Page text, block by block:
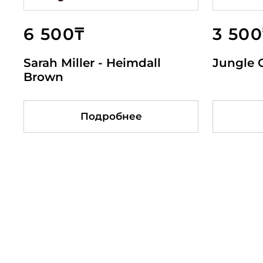
6 500₸
Sarah Miller - Heimdall
Brown
Подробнее
34 500₸
4 Color Neutral Gray 2oz
Подробнее
3 600₸
Sakura
Подробнее
3
Jungle
6
Pink
6